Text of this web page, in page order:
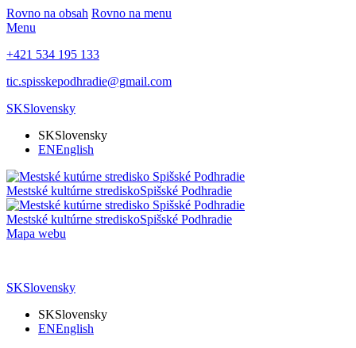
Rovno na obsah Rovno na menu
Menu
+421 534 195 133
tic.spisskepodhradie@gmail.com
SKSlovensky
SKSlovensky
ENEnglish
Mestské kultúrne strediskoSpišské Podhradie
Mestské kultúrne strediskoSpišské Podhradie
Mapa webu
SKSlovensky
SKSlovensky
ENEnglish